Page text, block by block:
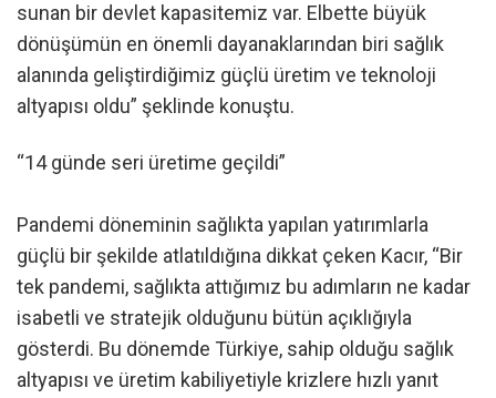
sunan bir devlet kapasitemiz var. Elbette büyük
dönüşümün en önemli dayanaklarından biri sağlık
alanında geliştirdiğimiz güçlü üretim ve teknoloji
altyapısı oldu” şeklinde konuştu.
“14 günde seri üretime geçildi”
Pandemi döneminin sağlıkta yapılan yatırımlarla
güçlü bir şekilde atlatıldığına dikkat çeken Kacır, “Bir
tek pandemi, sağlıkta attığımız bu adımların ne kadar
isabetli ve stratejik olduğunu bütün açıklığıyla
gösterdi. Bu dönemde Türkiye, sahip olduğu sağlık
altyapısı ve üretim kabiliyetiyle krizlere hızlı yanıt